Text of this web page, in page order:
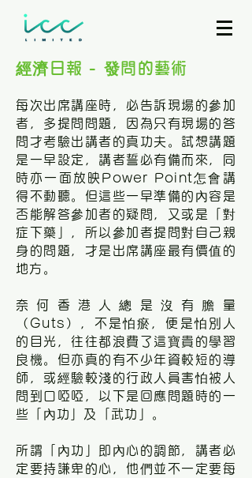
經濟日報 - 發問的藝術
每次出席講座時，必告訴現場的參加
者，多提問問題，因為只有現場的答
問才考驗出講者的真功夫。試想講題
是一早設定，講者誓必有備而來，同
時亦一面放映Power Point怎會講
得不動聽。但這些一早準備的內容是
否能解答參加者的疑問，又或是「對
症下藥」，所以參加者提問對自己親
身的問題，才是出席講座最有價值的
地方。
奈何香港人總是沒有膽量
（Guts），不是怕瘀，便是怕別人
的目光，往往都浪費了這寶貴的學習
良機。但亦真的有不少年資較短的導
師，或經驗較淺的行政人員害怕被人
問到口啞啞，以下是回應問題時的一
些「內功」及「武功」。
所謂「內功」即內心的調節，講者必
定要持謙卑的心，他們並不一定要每